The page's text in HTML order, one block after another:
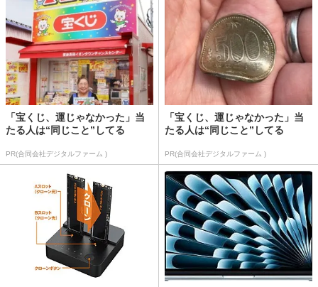
「宝くじ、運じゃなかった」当
たる人は“同じこと”してる
PR(合同会社デジタルファーム )
「宝くじ、運じゃなかった」当
たる人は“同じこと”してる
PR(合同会社デジタルファーム )